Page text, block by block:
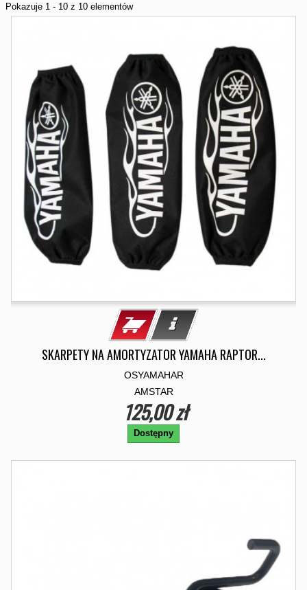
Pokazuje 1 - 10 z 10 elementów
SKARPETY NA AMORTYZATOR YAMAHA RAPTOR...
OSYAMAHAR
AMSTAR
125,00 zł
Dostępny